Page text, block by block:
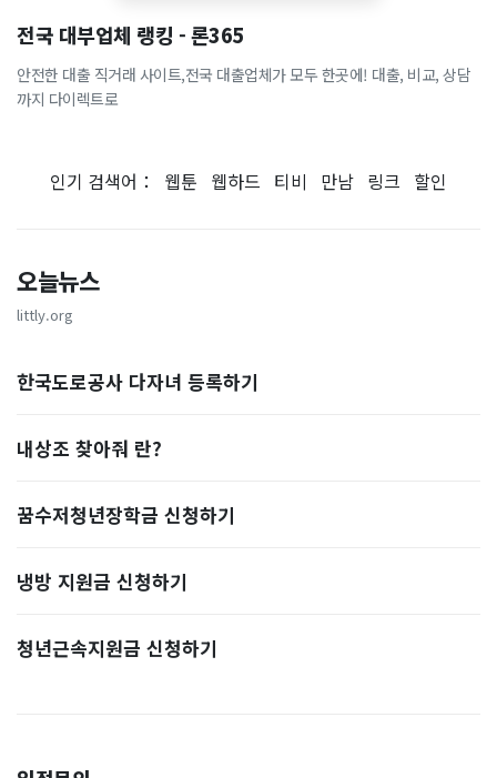
전국 대부업체 랭킹 - 론365
안전한 대출 직거래 사이트,전국 대출업체가 모두 한곳에! 대출, 비교, 상담
까지 다이렉트로
인기 검색어： 웹툰 웹하드 티비 만남 링크 할인
오늘뉴스
littly.org
한국도로공사 다자녀 등록하기
내상조 찾아줘 란?
꿈수저청년장학금 신청하기
냉방 지원금 신청하기
청년근속지원금 신청하기